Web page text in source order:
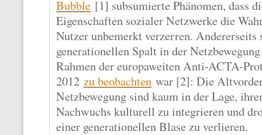
Bubble [1] subsumierte Phänomen, dass
Eigenschaften sozialer Netzwerke die
Nutzer unbemerkt verzerren.
generationellen Spalt in der
Rahmen der europaweiten Anti-ACTA-
2012 zu beobachten war [2]: Die
Netzbewegung sind kaum in der Lage,
Nachwuchs kulturell zu integrieren und
einer generationellen Blase zu verlieren.